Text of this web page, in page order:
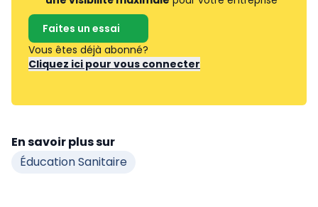
Faites un essai
Vous êtes déjà abonné?
Cliquez ici pour vous connecter
En savoir plus sur
Éducation Sanitaire